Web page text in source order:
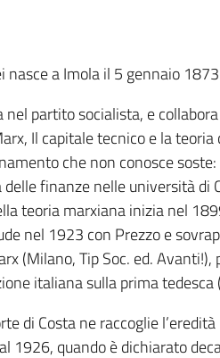
nasce a Imola il 5 gennaio
partito socialista, e
Il capitale tecnico e la
che non conosce
finanze nelle università di
teoria marxiana inizia nel
nel 1923 con Prezzo e
(Milano, Tip Soc. ed.
italiana sulla prima tedesca
di Costa ne raccoglie
1926, quando è dichiarato